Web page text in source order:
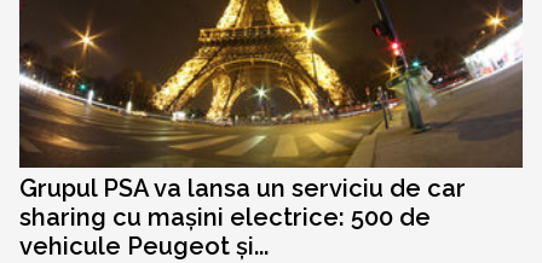
Grupul PSA va lansa un serviciu de car
sharing cu mașini electrice: 500 de
vehicule Peugeot și...